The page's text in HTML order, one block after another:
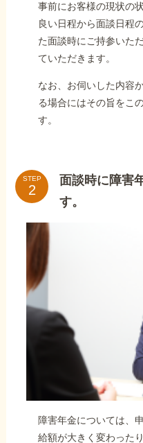
事前にお客様の現状の
良い日程から面談日程
た面談時にご持参いた
ていただきます。
なお、お伺いした内容
る場合にはその旨をこ
す。
STEP
面談時に障害
す。
障害年金については、
給額が大きく変わった